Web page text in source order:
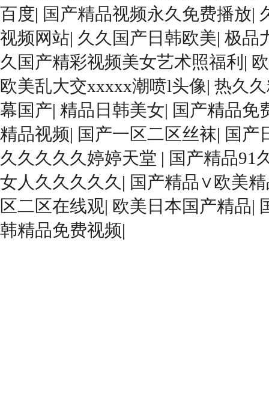
百度| 国产精品视频永久免费播放|
视频网站| 久久国产日韩欧美| 极品
久国产精彩视频美女艺术照福利 |
欧美乱大交xxxxx潮喷l头像| 热久
幕国产| 精品日韩美女| 国产精品免
精品视频| 国产一区二区丝袜| 国产
久久久久久婷婷天堂 | 国产精品91
女人久久久久久 | 国产精品∨欧美
区二区在线观| 欧美日本国产精品|
韩精品免费视频|